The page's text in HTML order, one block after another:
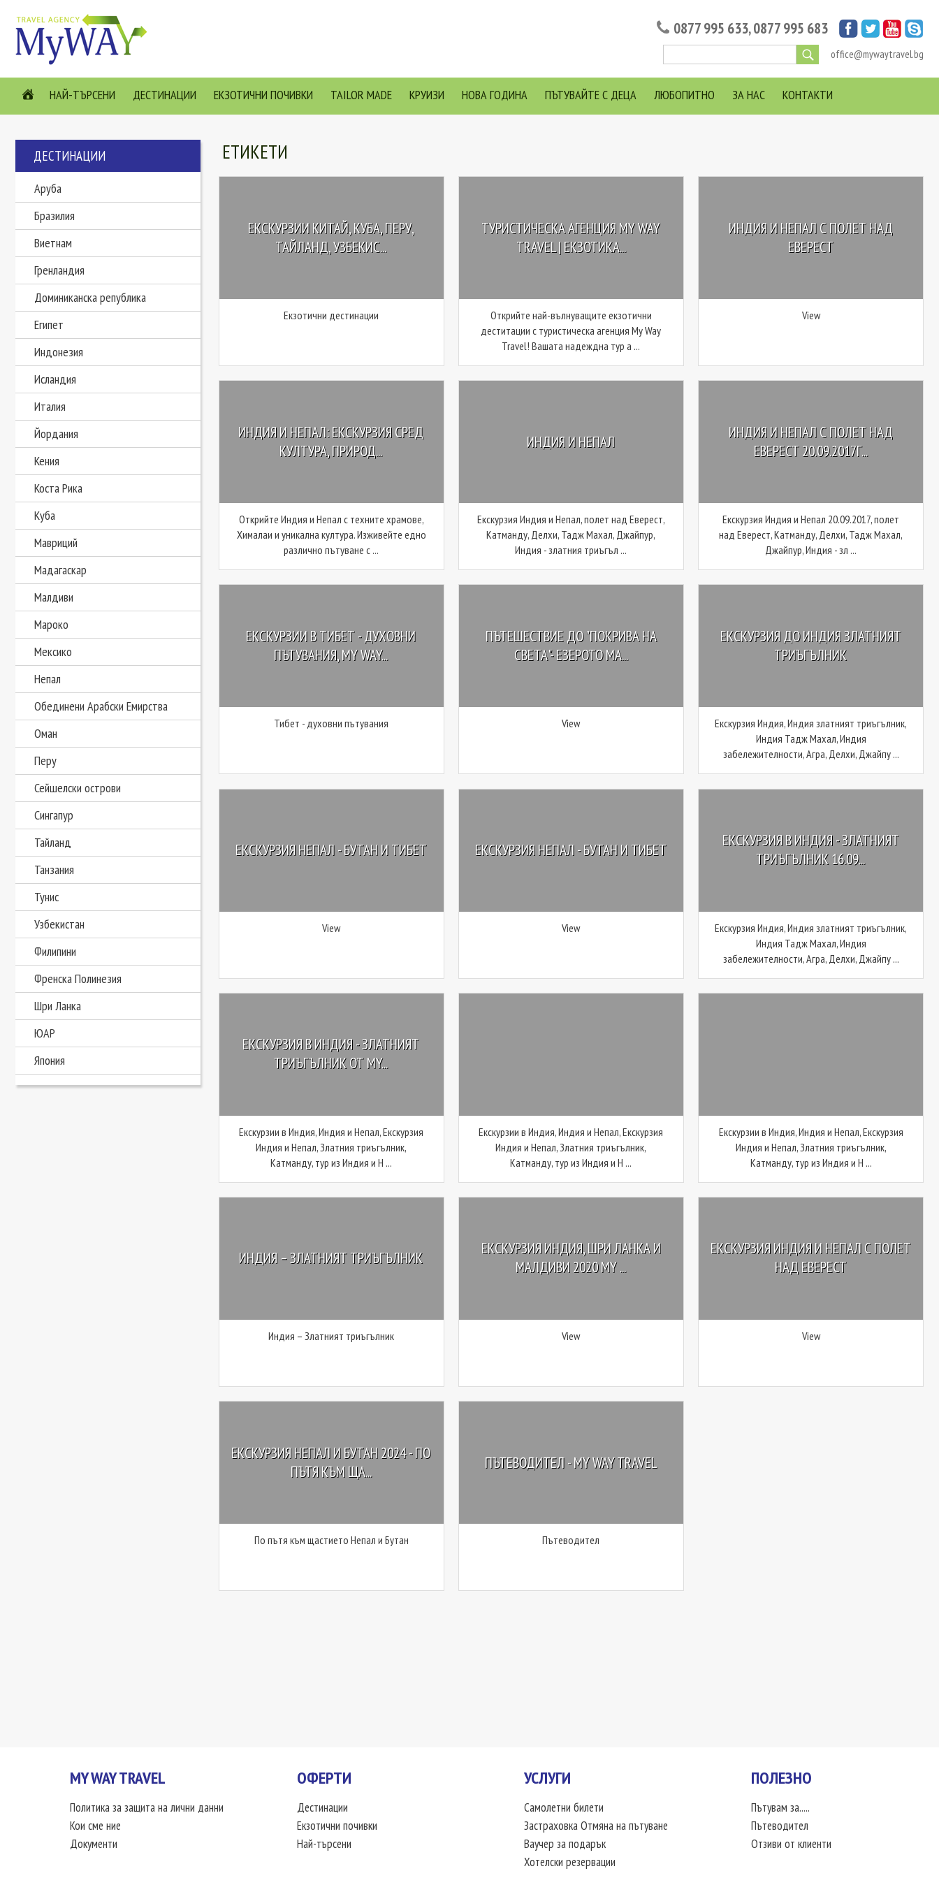
0877 995 633,0877 995 683
office@mywaytravel.bg
НАЙ-ТЪРСЕНИ ДЕСТИНАЦИИ ЕКЗОТИЧНИ ПОЧИВКИ TAILOR MADE КРУИЗИ НОВА ГОДИНА ПЪТУВАЙТЕ С ДЕЦА ЛЮБОПИТНО ЗА НАС КОНТАКТИ
ДЕСТИНАЦИИ
Аруба
Бразилия
Виетнам
Гренландия
Доминиканска република
Египет
Индонезия
Исландия
Италия
Йордания
Кения
Коста Рика
Куба
Мавриций
Мадагаскар
Малдиви
Мароко
Мексико
Непал
Обединени Арабски Емирства
Оман
Перу
Сейшелски острови
Сингапур
Тайланд
Танзания
Тунис
Узбекистан
Филипини
Френска Полинезия
Шри Ланка
ЮАР
Япония
ЕТИКЕТИ
ЕКСКУРЗИИ КИТАЙ, КУБА, ПЕРУ,
ТАЙЛАНД, УЗБЕКИС...
Екзотични дестинации
ТУРИСТИЧЕСКА АГЕНЦИЯ MY WAY
TRAVEL | EКЗОТИКА...
Открийте най-вълнуващите екзотични
деститации с туристическа агенция My Way
Travel! Вашата надеждна тур а ...
ИНДИЯ И НЕПАЛ С ПОЛЕТ НАД
ЕВЕРЕСТ
View
ИНДИЯ И НЕПАЛ: ЕКСКУРЗИЯ СРЕД
КУЛТУРА, ПРИРОД...
Открийте Индия и Непал с техните храмове,
Хималаи и уникална култура. Изживейте едно
различно пътуване с ...
ИНДИЯ И НЕПАЛ
Екскурзия Индия и Непал, полет над Еверест,
Катманду, Делхи, Тадж Махал, Джайпур,
Индия - златния триъгъл ...
ИНДИЯ И НЕПАЛ С ПОЛЕТ НАД
ЕВЕРЕСТ 20.09.2017Г...
Екскурзия Индия и Непал 20.09.2017, полет
над Еверест, Катманду, Делхи, Тадж Махал,
Джайпур, Индия - зл ...
ЕКСКУРЗИИ В ТИБЕТ - ДУХОВНИ
ПЪТУВАНИЯ, MY WAY...
Тибет - духовни пътувания
ПЪТЕШЕСТВИЕ ДО "ПОКРИВА НА
СВЕТА"- ЕЗЕРОТО МА...
View
ЕКСКУРЗИЯ ДО ИНДИЯ ЗЛАТНИЯТ
ТРИЪГЪЛНИК
Екскурзия Индия, Индия златният триъгълник,
Индия Тадж Махал, Индия
забележителности, Агра, Делхи, Джайпу ...
ЕКСКУРЗИЯ НЕПАЛ - БУТАН И ТИБЕТ
View
ЕКСКУРЗИЯ НЕПАЛ - БУТАН И ТИБЕТ
View
ЕКСКУРЗИЯ В ИНДИЯ - ЗЛАТНИЯТ
ТРИЪГЪЛНИК 16.09...
Екскурзия Индия, Индия златният триъгълник,
Индия Тадж Махал, Индия
забележителности, Агра, Делхи, Джайпу ...
ЕКСКУРЗИЯ В ИНДИЯ - ЗЛАТНИЯТ
ТРИЪГЪЛНИК ОТ MY...
Екскурзии в Индия, Индия и Непал, Екскурзия
Индия и Непал, Златния триъгълник,
Катманду, тур из Индия и Н ...
Екскурзии в Индия, Индия и Непал, Екскурзия
Индия и Непал, Златния триъгълник,
Катманду, тур из Индия и Н ...
Екскурзии в Индия, Индия и Непал, Екскурзия
Индия и Непал, Златния триъгълник,
Катманду, тур из Индия и Н ...
ИНДИЯ – ЗЛАТНИЯТ ТРИЪГЪЛНИК
Индия – Златният триъгълник
ЕКСКУРЗИЯ ИНДИЯ, ШРИ ЛАНКА И
МАЛДИВИ 2020 MY ...
View
ЕКСКУРЗИЯ ИНДИЯ И НЕПАЛ С ПОЛЕТ
НАД ЕВЕРЕСТ
View
ЕКСКУРЗИЯ НЕПАЛ И БУТАН 2024 - ПО
ПЪТЯ КЪМ ЩА...
По пътя към щастието Непал и Бутан
ПЪТЕВОДИТЕЛ - MY WAY TRAVEL
Пътеводител
MY WAY TRAVEL
Политика за защита на лични данни
Кои сме ние
Документи
ОФЕРТИ
Дестинации
Екзотични почивки
Най-търсени
УСЛУГИ
Самолетни билети
Застраховка Отмяна на пътуване
Ваучер за подарък
Хотелски резервации
ПОЛЕЗНО
Пътувам за.....
Пътеводител
Отзиви от клиенти